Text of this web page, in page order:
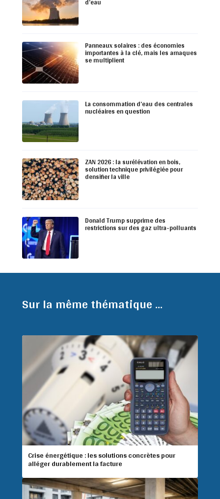
Panneaux solaires : des économies
importantes à la clé, mais les arnaques
se multiplient
La consommation d’eau des centrales
nucléaires en question
ZAN 2026 : la surélévation en bois,
solution technique privilégiée pour
densifier la ville
Donald Trump supprime des
restrictions sur des gaz ultra-polluants
Sur la même thématique ...
Crise énergétique : les solutions concrètes pour
alléger durablement la facture